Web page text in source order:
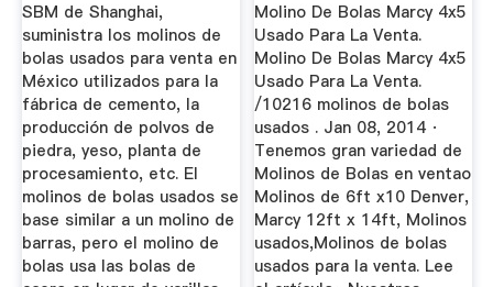
SBM de Shanghai,
suministra los molinos de
bolas usados para venta en
México utilizados para la
fábrica de cemento, la
producción de polvos de
piedra, yeso, planta de
procesamiento, etc. El
molinos de bolas usados se
base similar a un molino de
barras, pero el molino de
bolas usa las bolas de
Molino De Bolas Marcy 4x5
Usado Para La Venta.
Molino De Bolas Marcy 4x5
Usado Para La Venta.
/10216 molinos de bolas
usados . Jan 08, 2014 ·
Tenemos gran variedad de
Molinos de Bolas en ventao
Molinos de 6ft x10 Denver,
Marcy 12ft x 14ft, Molinos
usados,Molinos de bolas
usados para la venta. Lee